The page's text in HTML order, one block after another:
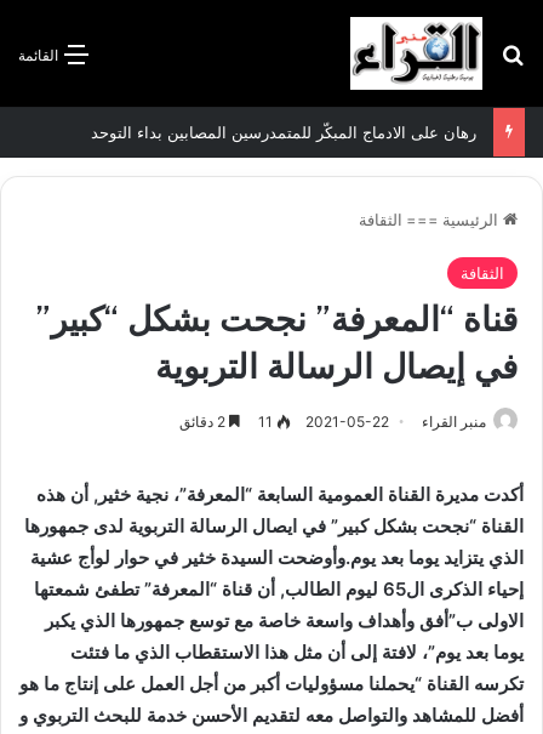
القائمة بحث عن
الرئيسية === الثقافة
الثقافة
قناة “المعرفة” نجحت بشكل “كبير”
في إيصال الرسالة التربوية
منبر القراء 2021-05-22
11
أكدت مديرة القناة العمومية السابعة “المعرفة”، نجية خثير, أن هذه
القناة “نجحت بشكل كبير” في ايصال الرسالة التربوية لدى جمهورها
الذي يتزايد يوما بعد يوم.وأوضحت السيدة خثير في حوار لوأج عشية
إحياء الذكرى ال65 ليوم الطالب, أن قناة “المعرفة” تطفئ شمعتها
الاولى ب”أفق وأهداف واسعة خاصة مع توسع جمهورها الذي يكبر
يوما بعد يوم”، لافتة إلى أن مثل هذا الاستقطاب الذي ما فتئت
تكرسه القناة “يحملنا مسؤوليات أكبر من أجل العمل على إنتاج ما هو
أفضل للمشاهد والتواصل معه لتقديم الأحسن خدمة للبحث التربوي و